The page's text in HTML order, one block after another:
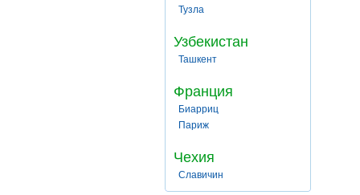
Тузла
Узбекистан
Ташкент
Франция
Биарриц
Париж
Чехия
Славичин